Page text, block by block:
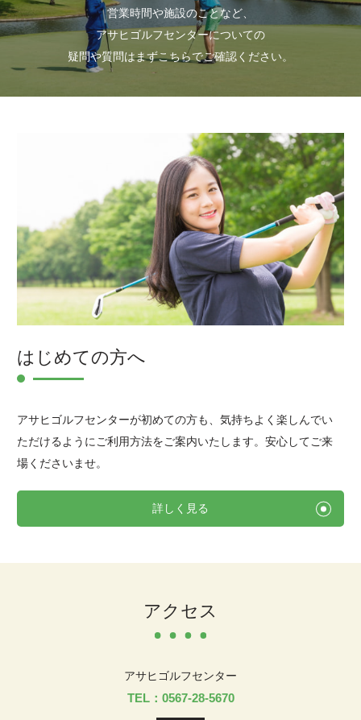
営業時間や施設のことなど、
アサヒゴルフセンターについての
疑問や質問はまずこちらでご確認ください。
はじめての方へ
アサヒゴルフセンターが初めての方も、気持ちよく楽しんでい
ただけるようにご利用方法をご案内いたします。安心してご来
場くださいませ。
詳しく見る
アクセス
アサヒゴルフセンター
TEL：0567-28-5670